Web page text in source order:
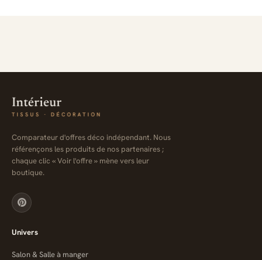
Comparateur d'offres déco indépendant. Nous
référençons les produits de nos partenaires ;
chaque clic « Voir l'offre » mène vers leur
boutique.
Univers
Salon & Salle à manger